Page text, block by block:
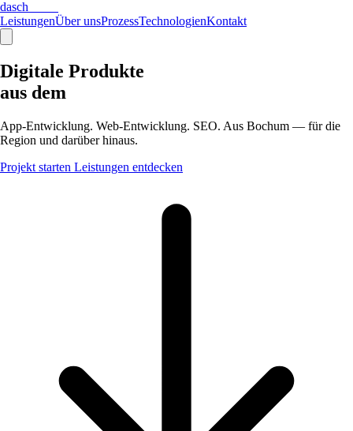
dasch
LeistungenÜber unsProzessTechnologienKontakt
Digitale Produkte
aus dem
App-Entwicklung. Web-Entwicklung. SEO. Aus Bochum — für die
Region und darüber hinaus.
Projekt starten Leistungen entdecken